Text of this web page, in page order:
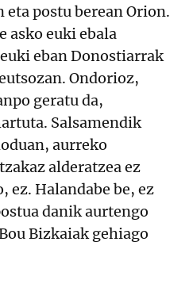
postu berean Orion.
asko euki ebala
eban Donostiarrak
Ondorioz,
geratu da,
Salsamendik
aurreko
alderatzea ez
ez. Halandabe be, ez
danik aurtengo
Bizkaiak gehiago